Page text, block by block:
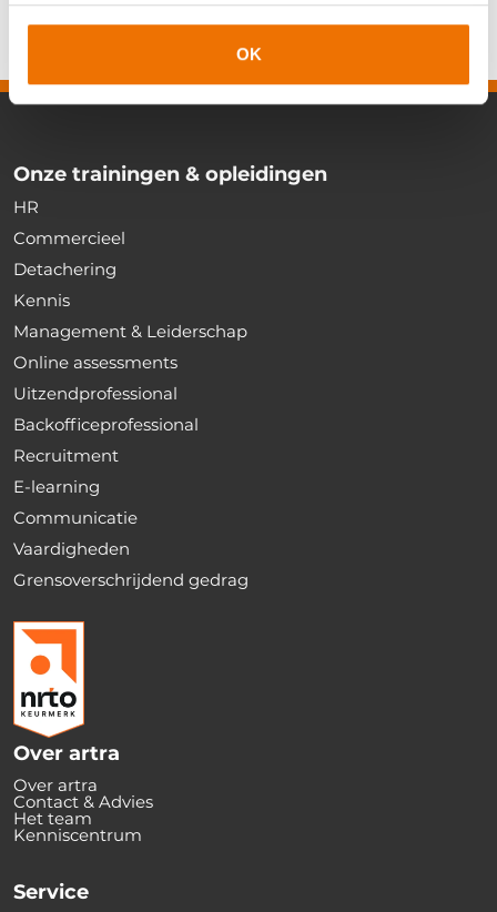
OK
bedoeld in deze disclaimer dient ook te worden verstaan informatie
verkregen via op deze pagina’s opgenomen hyperlinks naar andere websites.
Onze trainingen & opleidingen
HR
Commercieel
Detachering
Kennis
Management & Leiderschap
Online assessments
Uitzendprofessional
Backofficeprofessional
Recruitment
E-learning
Communicatie
Vaardigheden
Grensoverschrijdend gedrag
Over artra
Over artra
Contact & Advies
Het team
Kenniscentrum
Service